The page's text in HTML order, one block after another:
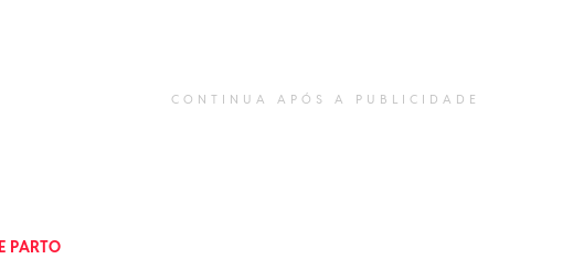
CONTINUA APÓS A PUBLICIDADE
PARTO